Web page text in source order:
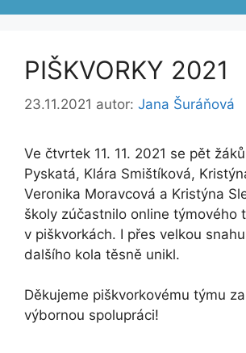
PIŠKVORKY 2021
23.11.2021 autor: Jana Šuráňová
Ve čtvrtek 11. 11. 2021 se pět
Pyskatá, Klára Smištíková,
Veronika Moravcová a Kristýna
školy zúčastnilo online týmového
v piškvorkách. I přes velkou
dalšího kola těsně unikl.
Děkujeme piškvorkovému týmu
výbornou spolupráci!